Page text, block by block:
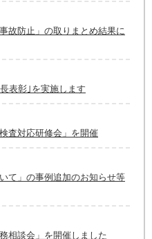
故防止」の取りまとめ結果に
表彰｣を実施します
査対応研修会」を開催
て」の事例追加のお知らせ等
相談会」を開催しました